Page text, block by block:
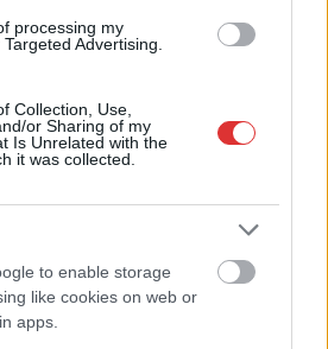
processing my
Advertising.
Collection, Use,
or Sharing of my
Is Unrelated with the
it was collected.
to enable storage
like cookies on web or
apps.
miatt 3 év letöltendőt kaphat és
az átlagost is meghaladó
a ceglédi vasútvonalon,
ki a menetrendhez képest,
hamisítatlan szolnoki habos isler?
a hazai akkumulátoripari